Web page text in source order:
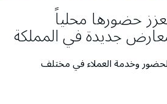
حضورها محلياً
جديدة في المملكة
وخدمة العملاء في مختلف